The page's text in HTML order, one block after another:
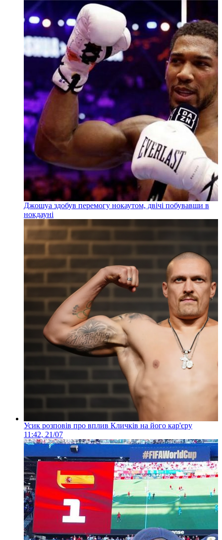
Джошуа здобув перемогу нокаутом, двічі побувавши в
нокдауні
Усик розповів про вплив Кличків на його кар'єру
11:42, 21/07